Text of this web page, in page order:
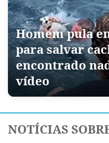
Homem pula
para salvar
encontrado
vídeo
NOTÍCIAS